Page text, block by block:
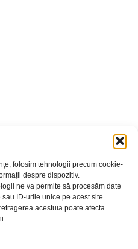
folosim tehnologii precum cookie-
despre dispozitiv.
ne va permite să procesăm date
ID-urile unice pe acest site.
acestuia poate afecta